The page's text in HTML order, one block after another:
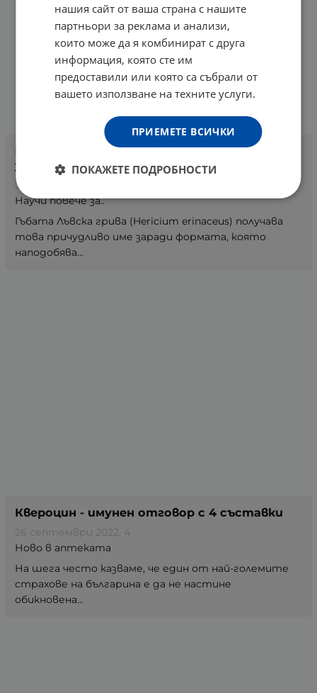
Гъбата Лъвска грива (Hericium erinaceus) -
за имунитет и ментално здраве
3 ноември 2022
Научи повече за..
Гъбата Лъвска грива (Hericium erinaceus) получава
това причудливо име заради формата, която
наподобява...
Квероцин - имунен отговор с 4 съставки
26 септември 2022, 4
Ново в аптеката
На шега често казваме, че един от най-големите
страхове на българина е да не настине
обикновена...
нашия сайт от ваша страна с нашите
партньори за реклама и анализи,
които може да я комбинират с друга
информация, която сте им
предоставили или която са събрали от
вашето използване на техните услуги.
ПРИЕМЕТЕ ВСИЧКИ
ПОКАЖЕТЕ ПОДРОБНОСТИ